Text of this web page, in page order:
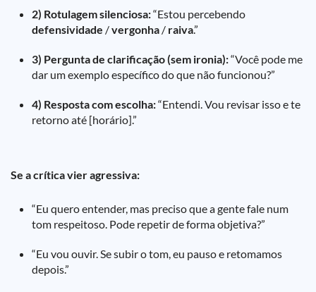
2) Rotulagem silenciosa:“Estou percebendo
defensividade /vergonha / raiva.”
3) Pergunta de clarificação (sem ironia):“Você pode me
dar um exemplo específico do que não funcionou?”
4) Resposta com escolha:“Entendi. Vou revisar isso e te
retorno até [horário].”
Se a crítica vier agressiva:
“Eu quero entender, mas preciso que a gente fale num
tom respeitoso. Pode repetir de forma objetiva?”
“Eu vou ouvir. Se subir o tom, eu pauso e retomamos
depois.”